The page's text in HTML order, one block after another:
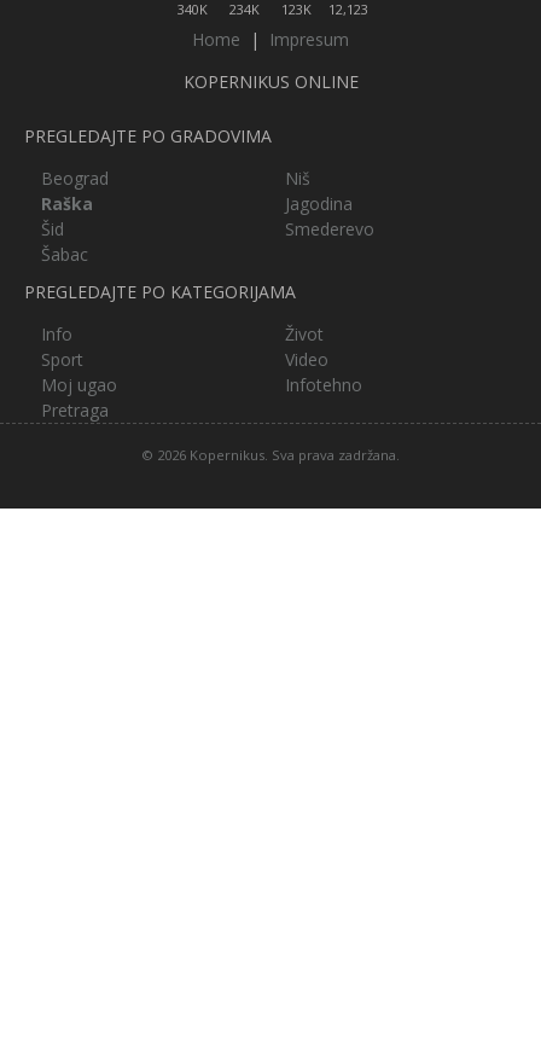
340K 234K 123K 12,123
Home |
Impresum
KOPERNIKUS ONLINE
PREGLEDAJTE PO GRADOVIMA
Beograd
Niš
Raška
Jagodina
Šid
Smederevo
Šabac
PREGLEDAJTE PO KATEGORIJAMA
Info
Život
Sport
Video
Moj ugao
Infotehno
Pretraga
© 2026 Kopernikus. Sva prava zadržana.